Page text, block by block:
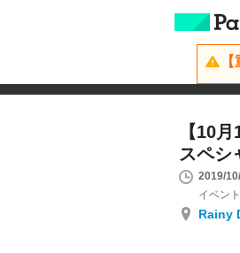
【10
スペシ
2019/
イベン
Rainy